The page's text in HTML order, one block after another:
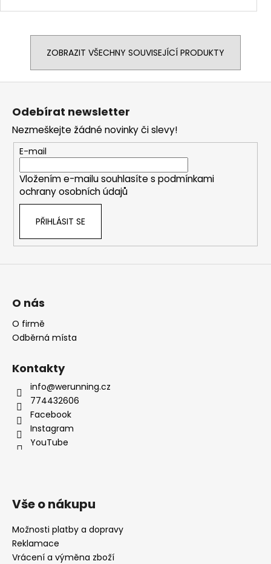
ZOBRAZIT VŠECHNY SOUVISEJÍCÍ PRODUKTY
Odebírat newsletter
Nezmeškejte žádné novinky či slevy!
E-mail
Vložením e-mailu souhlasíte s podmínkami
ochrany osobních údajů
PŘIHLÁSIT SE
O nás
O firmě
Odběrná místa
Kontakty
info@werunning.cz
774432606
Facebook
Instagram
YouTube
Vše o nákupu
Možnosti platby a dopravy
Reklamace
Vrácení a výměna zboží